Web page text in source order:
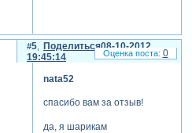
Поделиться
5
08-10-2012
19:45:14
nata52
спасибо вам за отзыв!
да, я шарикам
0